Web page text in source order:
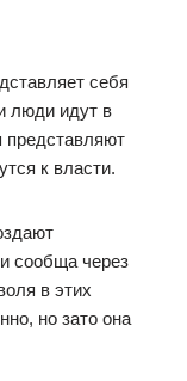
себя
люди идут в
представляют
к власти.
сообща через
в этих
но зато она